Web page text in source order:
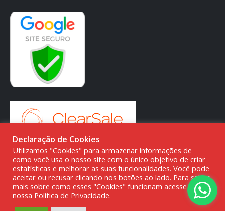
© DMG PARTS COMÉRCIO DE PRODUTOS AUTOMOTIVOS -
20.387.727/0001-80
Declaração de Cookies
Utilizamos "Cookies" para armazenar informações de
como você usa o nosso site com o único objetivo de criar
estatísticas e melhorar as suas funcionalidades. Você pode
aceitar ou recusar clicando nos botões ao lado. Para saber
mais sobre como esses "Cookies" funcionam acesse a
nossa Política de Privacidade.